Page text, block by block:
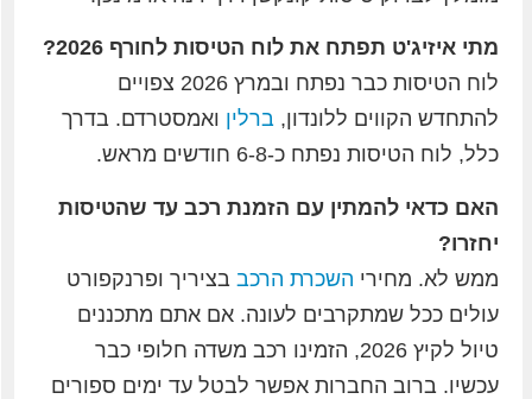
מתי איזיג'ט תפתח את לוח הטיסות לחורף 2026?
לוח הטיסות כבר נפתח ובמרץ 2026 צפויים
להתחדש הקווים ללונדון, ברלין ואמסטרדם. בדרך
כלל, לוח הטיסות נפתח כ-6-8 חודשים מראש.
האם כדאי להמתין עם הזמנת רכב עד שהטיסות
יחזרו?
ממש לא. מחירי השכרת הרכב בציריך ופרנקפורט
עולים ככל שמתקרבים לעונה. אם אתם מתכננים
טיול לקיץ 2026, הזמינו רכב משדה חלופי כבר
עכשיו. ברוב החברות אפשר לבטל עד ימים ספורים